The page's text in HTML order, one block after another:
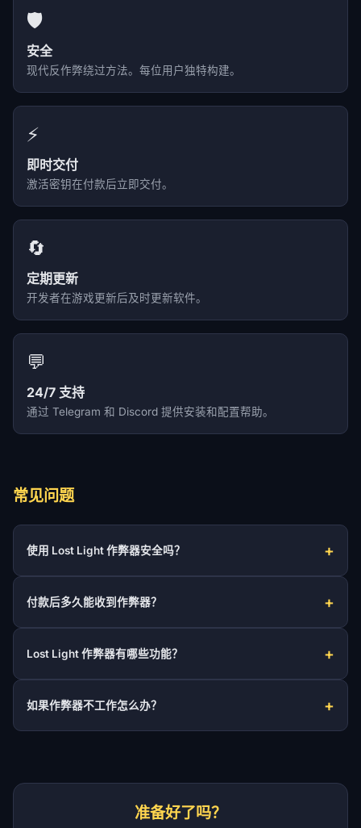
🛡️
安全
现代反作弊绕过方法。每位用户独特构建。
⚡
即时交付
激活密钥在付款后立即交付。
🔄
定期更新
开发者在游戏更新后及时更新软件。
💬
24/7 支持
通过 Telegram 和 Discord 提供安装和配置帮助。
常见问题
使用 Lost Light 作弊器安全吗？
付款后多久能收到作弊器？
Lost Light 作弊器有哪些功能？
如果作弊器不工作怎么办？
准备好了吗？